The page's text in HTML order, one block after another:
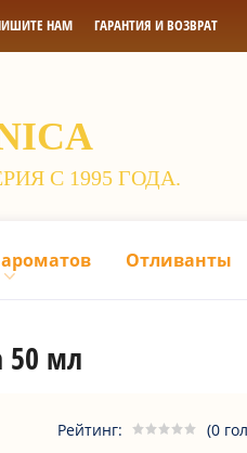
НАМ ГАРАНТИЯ И ВОЗВРАТ
С 1995 ГОДА.
Отливанты
50 мл
Рейтинг: (0